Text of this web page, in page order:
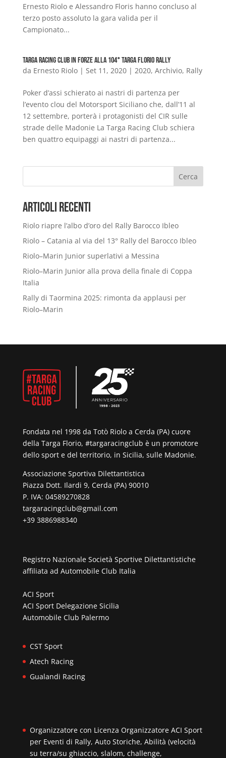
Ernesto Riolo e Alessandro Floris hanno concluso al
terzo posto assoluto la gara valida per il
Campionato...
Targa Racing Club in forze alla 104° Targa Florio Rally
da Ernesto Riolo| Set 11, 2020| 2020, Archivio, Rally
Poker d’assi schierato ai nastri di partenza per
l’evento clou del Motorsport Siciliano che, dall’11 al
12 settembre, porterà i protagonisti del CIR sulle
strade delle Madonie La Targa Racing Club schiera
ben quattro equipaggi ai nastri di partenza...
Cerca
Articoli Recenti
Riolo riapre l’albo d’oro del Rally Barocco Ibleo
Riolo – Catania al via del 13° Rally del Barocco Ibleo
Riolo–Marin Junior superlativi a Messina
Riolo–Marin Junior alla prova della finale di Coppa
Italia
Rally di Taormina 2025: rimonta da applausi per
Riolo–Marin
Fondata nel 1998 da Totò Riolo a Cerda (PA) cuore
della Targa Florio, #targaracingclub è un promotore
dello sport e del territorio, in Sicilia, sulle Madonie.
Associazione Sportiva Dilettantistica
Piazza Dott. Ilardi 9, Cerda (PA) 90010
P. IVA: 04589270828
targaracingclub@gmail.com
+39 3886988340
Registro Nazionale Società Sportive Dilettantistiche
affiliata ad Automobile Club Italia
ACI Sport
ACI Sport Delegazione Sicilia
Automobile Club Palermo
CST Sport
Atech Racing
Gualandi Racing
Organizzatore con Licenza Organizzatore ACI Sport
per Eventi di Rally, Auto Storiche, Abilità (velocità
su terra/su ghiaccio, slalom, challenge,